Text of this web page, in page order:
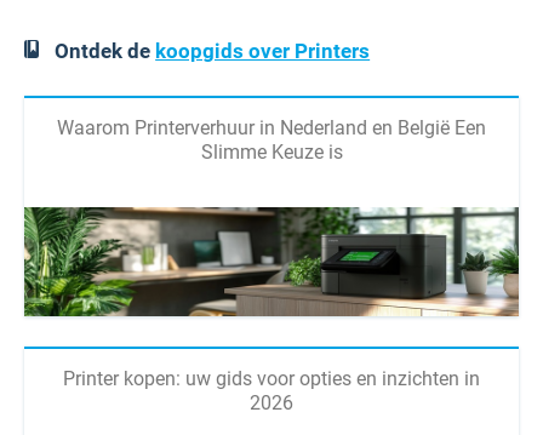
Ontdek de koopgids over Printers
Waarom Printerverhuur in Nederland en België Een
Slimme Keuze is
Printer kopen: uw gids voor opties en inzichten in
2026